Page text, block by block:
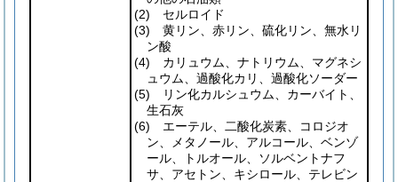
(2) セルロイド
(3) 黄リン、赤リン、硫化リン、無水リ
ン酸
(4) カリュウム、ナトリウム、マグネシ
ュウム、過酸化カリ、過酸化ソーダー
(5) リン化カルシュウム、カーバイト、
生石灰
(6) エーテル、二酸化炭素、コロジオ
ン、メタノール、アルコール、ベンゾ
ール、トルオール、ソルベントナフ
サ、アセトン、キシロール、テレビン